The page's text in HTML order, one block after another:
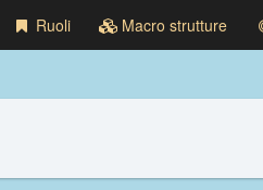
Ruoli Macro strutture